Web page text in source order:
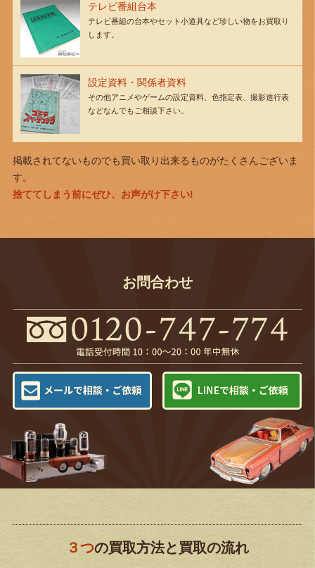
テレビ番組台本
テレビ番組の台本やセット小道具など珍しい物をお買取り
します。
設定資料・関係者資料
その他アニメやゲームの設定資料、色指定表、撮影進行表
などなんでもご相談下さい。
掲載されてないものでも買い取り出来るものがたくさんございま
す。
捨ててしまう前にぜひ、お声がけ下さい!
お問合わせ
３つの買取方法と買取の流れ